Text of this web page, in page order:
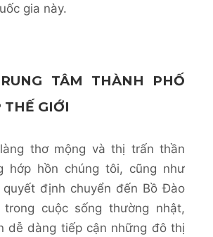
gia này.
TÂM THÀNH PHỐ
GIỚI
thơ mộng và thị trấn thần
hớp hồn chúng tôi, cũng như
quyết định chuyển đến Bồ Đào
trong cuộc sống thường nhật,
dễ dàng tiếp cận những đô thị